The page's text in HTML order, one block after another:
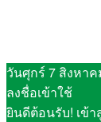
วันศุกร์ 7 สิงหา
ลงชื่อเข้าใช้
ยินดีต้อนรับ! เข้